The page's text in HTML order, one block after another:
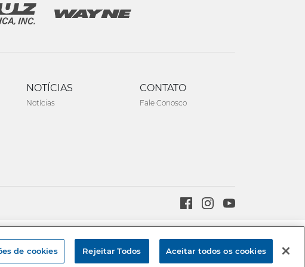
NOTÍCIAS
Notícias
CONTATO
Fale Conosco
de cookies Rejeitar Todos Aceitar todos os cookies